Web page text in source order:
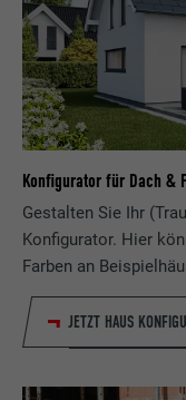
Konfigurator für Dach &
Gestalten Sie Ihr
Konfigurator. Hier
Farben an
JETZT HAUS